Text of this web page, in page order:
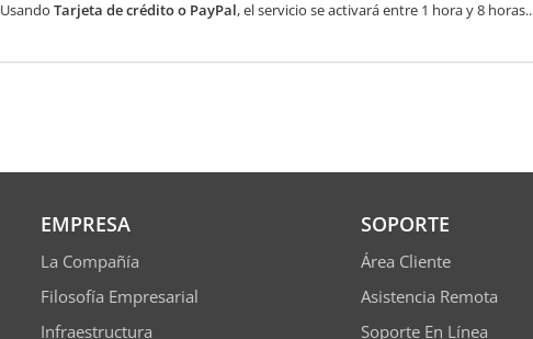
Usando Tarjeta de crédito o PayPal, el servicio se activará entre 1 hora y 8 horas..
EMPRESA
La Compañía
Filosofía Empresarial
Infraestructura
SOPORTE
Área Cliente
Asistencia Remota
Soporte En Línea